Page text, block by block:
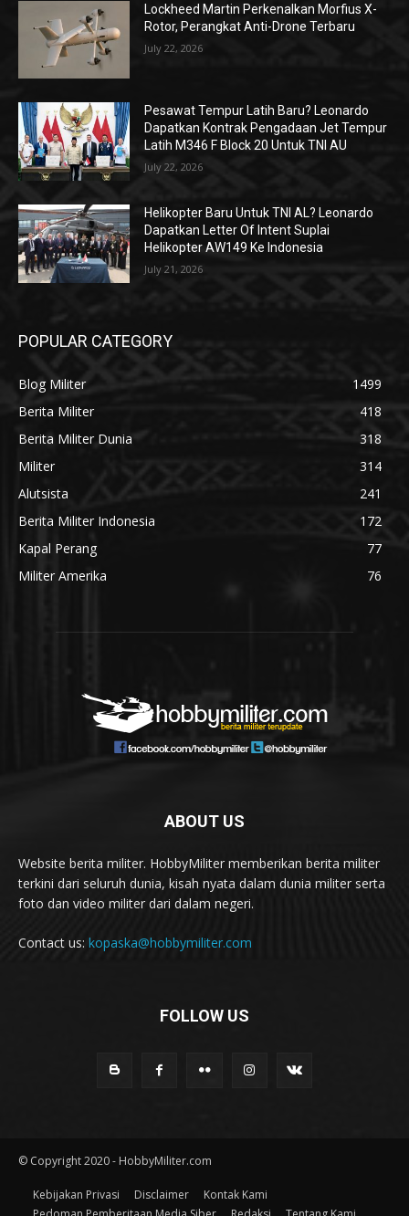
Lockheed Martin Perkenalkan Morfius X-
Rotor, Perangkat Anti-Drone Terbaru
July 22, 2026
Pesawat Tempur Latih Baru? Leonardo
Dapatkan Kontrak Pengadaan Jet Tempur
Latih M346 F Block 20 Untuk TNI AU
July 22, 2026
Helikopter Baru Untuk TNI AL? Leonardo
Dapatkan Letter Of Intent Suplai
Helikopter AW149 Ke Indonesia
July 21, 2026
POPULAR CATEGORY
Blog Militer
1499
Berita Militer
418
Berita Militer Dunia
318
Militer
314
Alutsista
241
Berita Militer Indonesia
172
Kapal Perang
77
Militer Amerika
76
ABOUT US
Website berita militer. HobbyMiliter memberikan berita militer
terkini dari seluruh dunia, kisah nyata dalam dunia militer serta
foto dan video militer dari dalam negeri.
Contact us: kopaska@hobbymiliter.com
FOLLOW US
© Copyright 2020 - HobbyMiliter.com
Kebijakan Privasi Disclaimer
Kontak Kami